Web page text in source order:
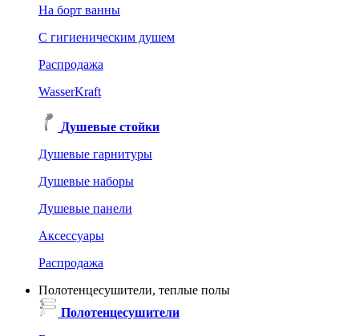
На борт ванны
C гигиеническим душем
Распродажа
WasserKraft
Душевые стойки
Душевые гарнитуры
Душевые наборы
Душевые панели
Аксессуары
Распродажа
Полотенцесушители, теплые полы
Полотенцесушители